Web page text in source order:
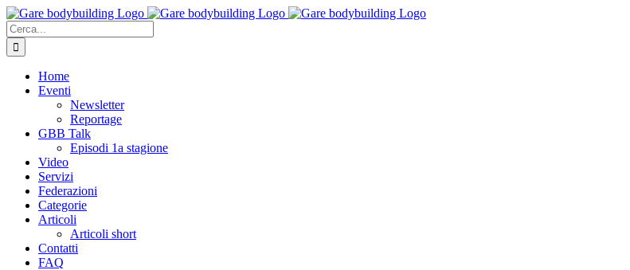
Salta
al
contenuto
Cerca
per:
Home
Eventi
Newsletter
Reportage
GBB Talk
Episodi 1a stagione
Video
Servizi
Federazioni
Categorie
Articoli
Articoli short
Contatti
FAQ